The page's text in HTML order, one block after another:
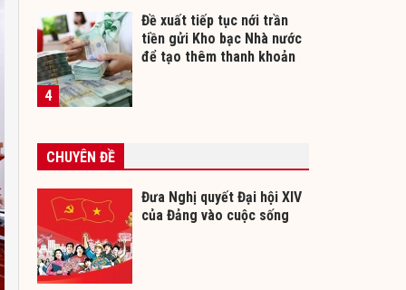
4
Đề xuất tiếp tục nới trần
tiền gửi Kho bạc Nhà nước
để tạo thêm thanh khoản
CHUYÊN ĐỀ
Đưa Nghị quyết Đại hội XIV
của Đảng vào cuộc sống